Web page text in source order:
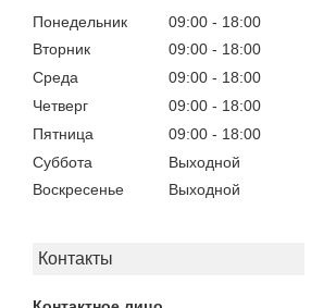
Понедельник 09:00
18:00
Вторник
09:00
18:00
Среда
09:00
18:00
Четверг
09:00
18:00
Пятница
09:00
18:00
Суббота
Выходной
Воскресенье
Выходной
Контакты